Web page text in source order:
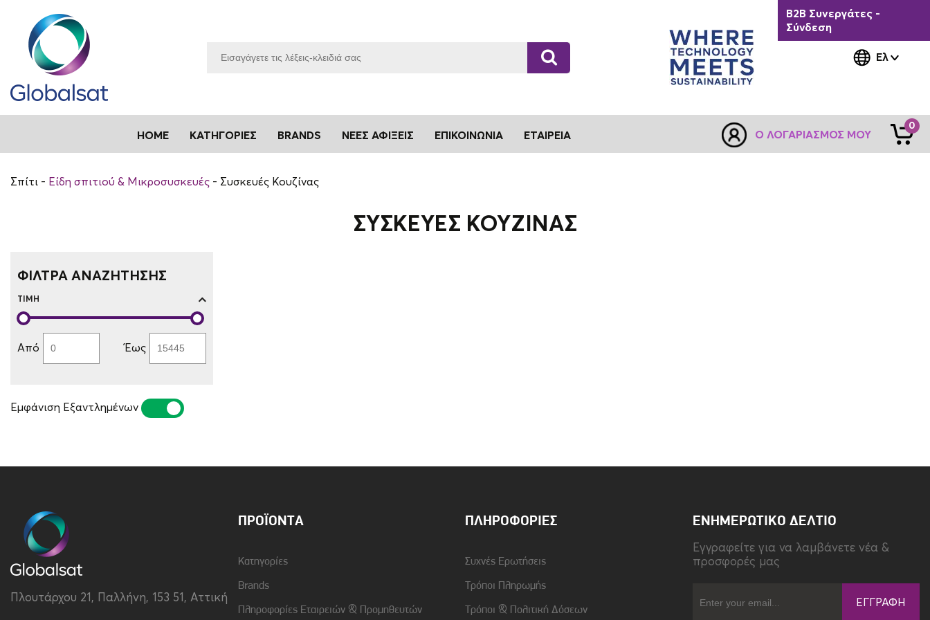
Ελ
B2B Συνεργάτες -
Σύνδεση
HOME ΚΑΤΗΓΟΡΊΕΣ BRANDS ΝΈΕΣ ΑΦΊΞΕΙΣ ΕΠΙΚΟΙΝΩΝΊΑ ΕΤΑΙΡΕΊΑ Ο ΛΟΓΑΡΙΑΣΜΌΣ ΜΟΥ
0
Σπίτι Είδη σπιτιού & Μικροσυσκευές Συσκευές Κουζίνας
ΣΥΣΚΕΥΈΣ ΚΟΥΖΊΝΑΣ
ΦΙΛΤΡΑ ΑΝΑΖΗΤΗΣΗΣ
ΤΙΜΉ
Από Έως
Εμφάνιση Εξαντλημένων
Πλουτάρχου 21, Παλλήνη, 153 51, Αττική
ΠΡΟΪΌΝΤΑ
Κατηγορίες
Brands
Πληροφορίες Εταιρειών & Προμηθευτών
ΠΛΗΡΟΦΟΡΊΕΣ
Συχνές Ερωτήσεις
Τρόποι Πληρωμής
Τρόποι & Πολιτική Δόσεων
ΕΝΗΜΕΡΩΤΙΚΌ ΔΕΛΤΊΟ
Eγγραφείτε για να λαμβάνετε νέα &
προσφορές μας
ΕΓΓΡΑΦΉ